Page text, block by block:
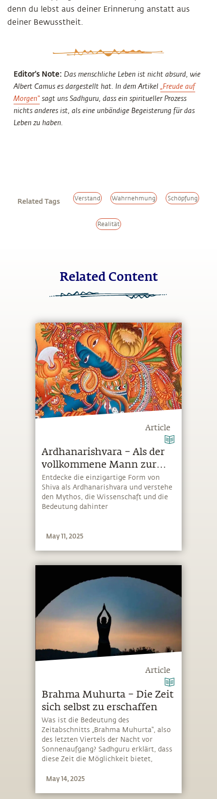
denn du lebst aus deiner Erinnerung anstatt aus
deiner Bewusstheit.
Editor's Note: Das menschliche Leben ist nicht absurd, wie
Albert Camus es dargestellt hat. In dem Artikel „Freude auf
Morgen“sagt uns Sadhguru, dass ein spiritueller Prozess
nichts anderes ist, als eine unbändige Begeisterung für das
Leben zu haben.
Related Tags Verstand Wahrnehmung Schöpfung
Realität
Related Content
Article
Ardhanarishvara – Als der
vollkommene Mann zur
Hälfte Frau wurde
Entdecke die einzigartige Form von
Shiva als Ardhanarishvara und verstehe
den Mythos, die Wissenschaft und die
Bedeutung dahinter
May 11, 2025
Article
Brahma Muhurta – Die Zeit
sich selbst zu erschaffen
Was ist die Bedeutung des
Zeitabschnitts „Brahma Muhurta“, also
des letzten Viertels der Nacht vor
Sonnenaufgang? Sadhguru erklärt, dass
diese Zeit die Möglichkeit bietet,
und sich selbst so zu machen, wie man
May 14, 2025